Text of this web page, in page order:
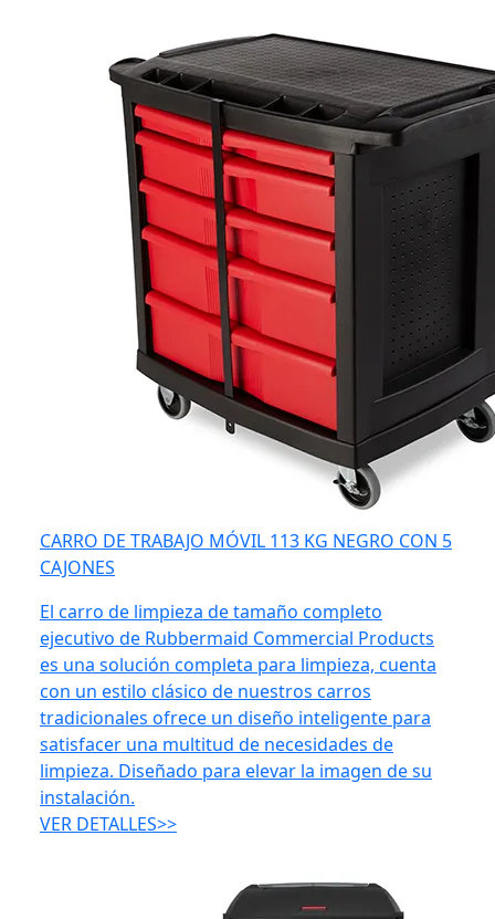
CARRO DE TRABAJO MÓVIL 113 KG NEGRO CON 5
CAJONES
El carro de limpieza de tamaño completo
ejecutivo de Rubbermaid Commercial Products
es una solución completa para limpieza, cuenta
con un estilo clásico de nuestros carros
tradicionales ofrece un diseño inteligente para
satisfacer una multitud de necesidades de
limpieza. Diseñado para elevar la imagen de su
instalación.
VER DETALLES>>